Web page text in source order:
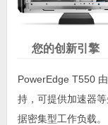
您的创新引擎
PowerEdge T550
持，可提供加速器
据密集型工作负载。